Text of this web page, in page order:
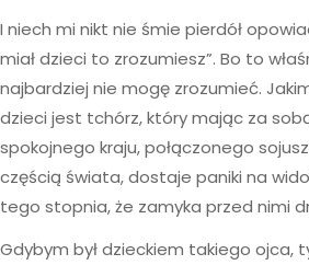
I niech mi nikt nie śmie pierdół
miał dzieci to zrozumiesz”. Bo to
najbardziej nie mogę zrozumieć.
dzieci jest tchórz, który mając za
spokojnego kraju, połączonego
częścią świata, dostaje paniki na
tego stopnia, że zamyka przed nimi
Gdybym był dzieckiem takiego ojca,